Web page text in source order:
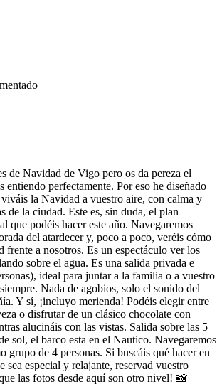
de Navidad de Vigo pero os da pereza el
entiendo perfectamente. Por eso he diseñado
viváis la Navidad a vuestro aire, con calma y
de la ciudad. Este es, sin duda, el plan
que podéis hacer este año. Navegaremos
del atardecer y, poco a poco, veréis cómo
frente a nosotros. Es un espectáculo ver los
sobre el agua. Es una salida privada e
ideal para juntar a la familia o a vuestro
Nada de agobios, solo el sonido del
Y sí, ¡incluyo merienda! Podéis elegir entre
o disfrutar de un clásico chocolate con
alucináis con las vistas. Salida sobre las 5
sol, el barco esta en el Nautico. Navegaremos
grupo de 4 personas. Si buscáis qué hacer en
sea especial y relajante, reservad vuestro
las fotos desde aquí son otro nivel! 📸